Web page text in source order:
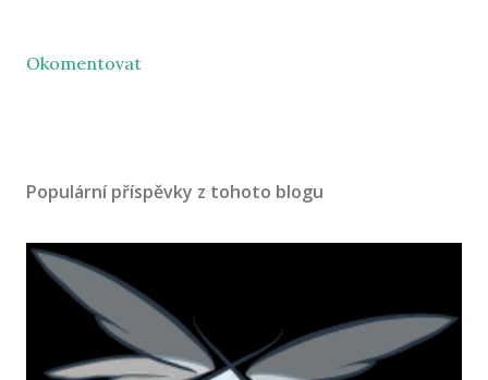
Okomentovat
Populární příspěvky z tohoto blogu